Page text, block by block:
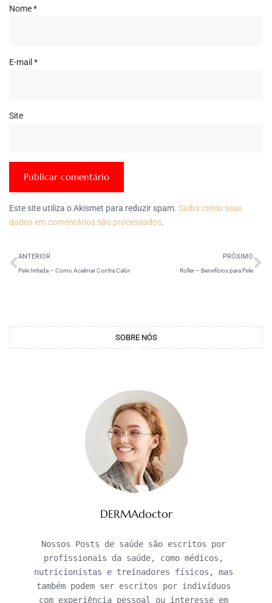
Nome*
E-mail *
Site
Este site utiliza o Akismet para reduzir spam. Saiba como seus
dados em comentários são processados.
ANTERIOR
Pele Irritada – Como Acalmar Contra Calor
PRÓXIMO
Roller – Benefícios para Pele
SOBRE NÓS
DERMAdoctor
Nossos Posts de saúde são escritos por
profissionais da saúde, como médicos,
nutricionistas e treinadores físicos, mas
também podem ser escritos por indivíduos
com experiência pessoal ou interesse em